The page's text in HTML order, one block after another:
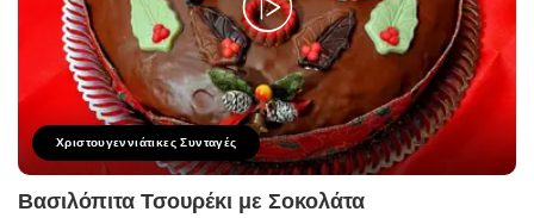
Χριστουγεννιάτικες Συνταγές
Βασιλόπιτα Τσουρέκι με Σοκολάτα